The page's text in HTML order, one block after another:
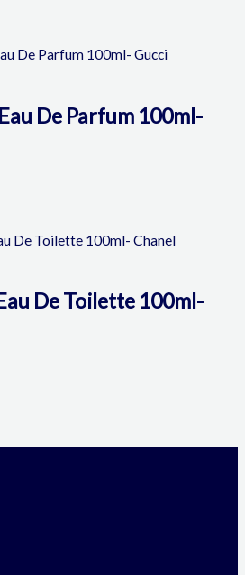
De Parfum 100ml-
De Toilette 100ml-